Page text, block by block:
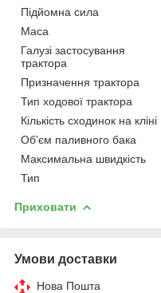
Підйомна сила
Маса
Галузі застосування
трактора
Призначення трактора
Тип ходової трактора
Кількість сходинок на кліні
Об'єм паливного бака
Максимальна швидкість
Тип
Приховати
Умови доставки
Нова Пошта